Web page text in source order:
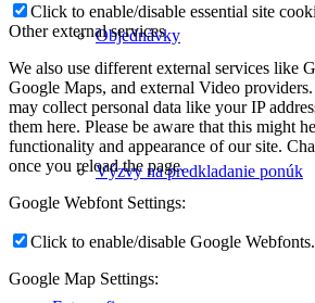
Objednávky
Výzvy na predkladanie ponúk
Click to enable/disable essential site
Other external services
We also use different external services like
Google Maps, and external Video
may collect personal data like your IP
them here. Please be aware that this might
functionality and appearance of our site.
once you reload the page.
Google Webfont Settings:
Click to enable/disable Google Webfonts.
Google Map Settings: